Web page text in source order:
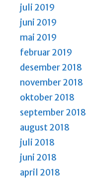
juli 2019
juni 2019
mai 2019
februar 2019
desember 2018
november 2018
oktober 2018
september 2018
august 2018
juli 2018
juni 2018
april 2018